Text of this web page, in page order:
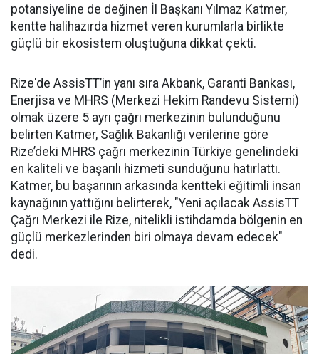
potansiyeline de değinen İl Başkanı Yılmaz Katmer,
kentte halihazırda hizmet veren kurumlarla birlikte
güçlü bir ekosistem oluştuğuna dikkat çekti.
Rize'de AssisTT’in yanı sıra Akbank, Garanti Bankası,
Enerjisa ve MHRS (Merkezi Hekim Randevu Sistemi)
olmak üzere 5 ayrı çağrı merkezinin bulunduğunu
belirten Katmer, Sağlık Bakanlığı verilerine göre
Rize’deki MHRS çağrı merkezinin Türkiye genelindeki
en kaliteli ve başarılı hizmeti sunduğunu hatırlattı.
Katmer, bu başarının arkasında kentteki eğitimli insan
kaynağının yattığını belirterek, "Yeni açılacak AssisTT
Çağrı Merkezi ile Rize, nitelikli istihdamda bölgenin en
güçlü merkezlerinden biri olmaya devam edecek"
dedi.